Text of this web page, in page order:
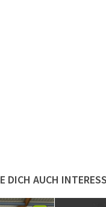
DICH AUCH